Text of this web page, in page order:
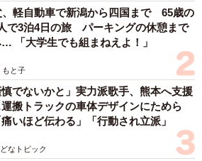
、軽自動車で新潟から四国まで 65歳の
で3泊4日の旅 パーキングの休憩まで
「大学生でも組まねえよ！」
もと子
慎でないかと」実力派歌手、熊本へ支援
搬トラックの車体デザインにためら
いほど伝わる」「行動され立派」
なトピック